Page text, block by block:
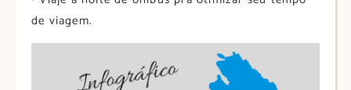
de viagem.